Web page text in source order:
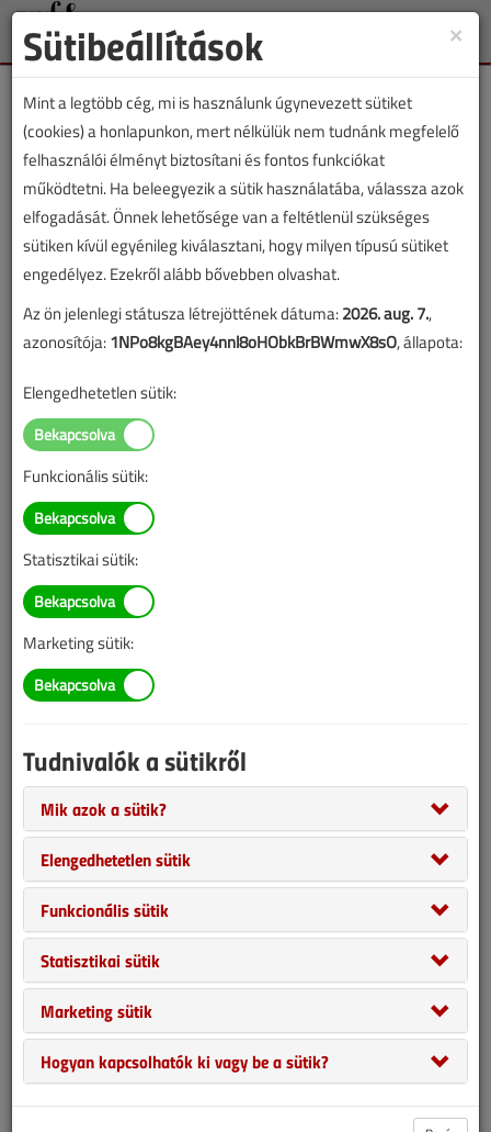
Toggle
VGF&HKL lapszámvásárlás
2018. novemberi lapszám vásárlása
A lapszám megvásárlásával korlátlan hozzáférést kap a
lapszámot. A sikeres online elektronikus fizetést követően
azonnal aktiválódik a hozzáférés a lapszámhoz. A
hozzáférése nem évül el.
A rendeléshez kérjük, lépjen be!
Illetve, ha még nem tette meg, kérjük, regisztráljon!
Tudnivalók az online lapszámvásárlásról
Van más mód ahhoz, hogy hozzáférjek egy lapszámhoz?
A megvásárolt lapszámot megkapom nyomtatott
formában is?
Meddig érvényes a hozzáférés a megvásárolt
lapszámhoz?
VGF&HKL előfizetés
×
Sütibeállítások
Mint a legtöbb cég, mi is használunk úgynevezett sütiket
(cookies) a honlapunkon, mert nélkülük nem tudnánk megfelelő
felhasználói élményt biztosítani és fontos funkciókat
működtetni. Ha beleegyezik a sütik használatába, válassza azok
elfogadását. Önnek lehetősége van a feltétlenül szükséges
sütiken kívül egyénileg kiválasztani, hogy milyen típusú sütiket
engedélyez. Ezekről alább bővebben olvashat.
Az ön jelenlegi státusza létrejöttének dátuma:2026. aug. 7.,
azonosítója:1NPo8kgBAey4nnl8oHObkBrBWmwX8sO, állapota:
Elengedhetetlen sütik:
Funkcionális sütik:
Statisztikai sütik:
Marketing sütik:
Tudnivalók a sütikről
Mik azok a sütik?
Elengedhetetlen sütik
Funkcionális sütik
Statisztikai sütik
Marketing sütik
Hogyan kapcsolhatók ki vagy be a sütik?